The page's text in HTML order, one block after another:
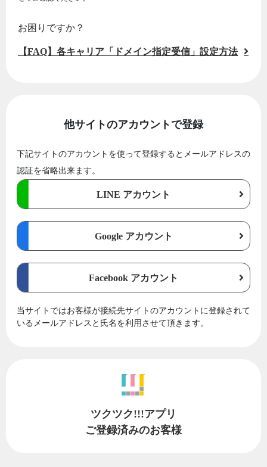
お困りですか？
【FAQ】各キャリア「ドメイン指定受信」設定方法
他サイトのアカウントで登録
下記サイトのアカウントを使って登録するとメールアドレスの
認証を省略出来ます。
LINE アカウント
Google アカウント
Facebook アカウント
当サイトではお客様が接続先サイトのアカウントに登録されて
いるメールアドレスと氏名を利用させて頂きます。
ツクツク!!!アプリ
ご登録済みのお客様